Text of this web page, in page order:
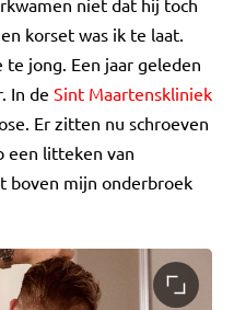
korset was ik te laat.
jong. Een jaar geleden
In de Sint Maartenskliniek
Er zitten nu schroeven
een litteken van
boven mijn onderbroek